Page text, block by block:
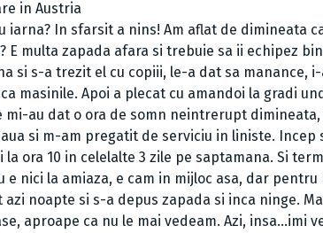
in Austria
iarna? In sfarsit a nins! Am aflat de dimineata
E multa zapada afara si trebuie sa ii echipez
si s-a trezit el cu copiii, le-a dat sa manance,
masinile. Apoi a plecat cu amandoi la gradi
mi-au dat o ora de somn neintrerupt
si m-am pregatit de serviciu in liniste. Incep
la ora 10 in celelalte 3 zile pe saptamana. Si
e nici la amiaza, e cam in mijloc asa, dar
azi noapte si s-a depus zapada si inca ninge.
aproape ca nu le mai vedeam. Azi, insa…imi